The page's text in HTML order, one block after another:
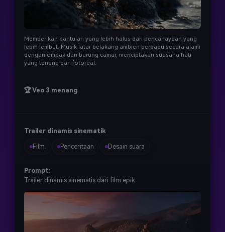
Memberikan pantulan yang lebih halus dan pencahayaan yang
lebih lembut. Musik latar belakang ambien berpadu secara alami
dengan ombak dan burung camar, menciptakan suasana hati
yang tenang dan fotoreal.
🏆 Veo 3 menang
Trailer dinamis sinematik
Film. Penceritaan Desain suara
Prompt:
Trailer dinamis sinematis dari film epik